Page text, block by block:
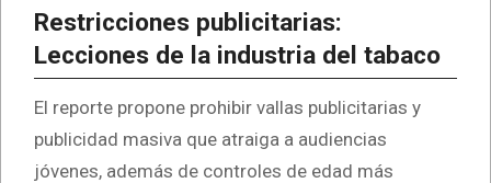
Restricciones publicitarias:
Lecciones de la industria del tabaco
El reporte propone prohibir vallas publicitarias y
publicidad masiva que atraiga a audiencias
jóvenes, además de controles de edad más